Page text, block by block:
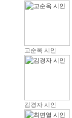
고순옥 시인
김경자 시인